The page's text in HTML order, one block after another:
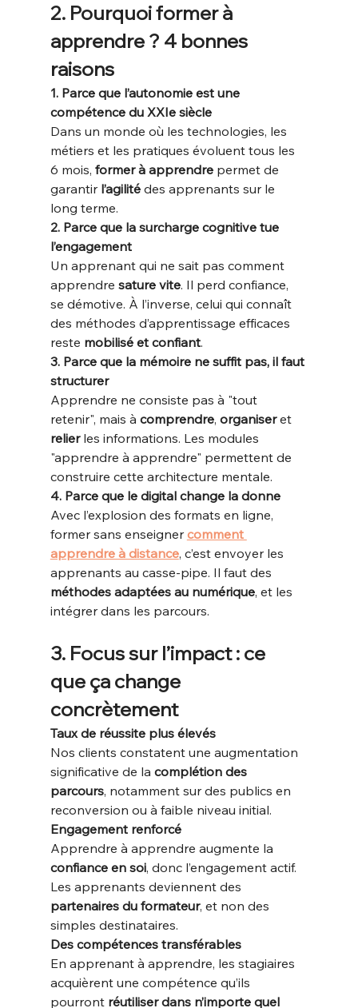
2. Pourquoi former à
apprendre ? 4 bonnes
raisons
1. Parce que l’autonomie est une
compétence du XXIe siècle
Dans un monde où les technologies, les
métiers et les pratiques évoluent tous les
6 mois, former à apprendre permet de
garantir l’agilité des apprenants sur le
long terme.
2. Parce que la surcharge cognitive tue
l’engagement
Un apprenant qui ne sait pas comment
apprendre sature vite. Il perd confiance,
se démotive. À l’inverse, celui qui connaît
des méthodes d’apprentissage efficaces
reste mobilisé et confiant.
3. Parce que la mémoire ne suffit pas, il faut
structurer
Apprendre ne consiste pas à "tout
retenir", mais à comprendre, organiser et
relier les informations. Les modules
"apprendre à apprendre" permettent de
construire cette architecture mentale.
4. Parce que le digital change la donne
Avec l’explosion des formats en ligne,
former sans enseigner comment
apprendre à distance, c’est envoyer les
apprenants au casse-pipe. Il faut des
méthodes adaptées au numérique, et les
intégrer dans les parcours.
3. Focus sur l’impact : ce
que ça change
concrètement
Taux de réussite plus élevés
Nos clients constatent une augmentation
significative de la complétion des
parcours, notamment sur des publics en
reconversion ou à faible niveau initial.
Engagement renforcé
Apprendre à apprendre augmente la
confiance en soi, donc l’engagement actif.
Les apprenants deviennent des
partenaires du formateur, et non des
simples destinataires.
Des compétences transférables
En apprenant à apprendre, les stagiaires
acquièrent une compétence qu’ils
pourront réutiliser dans n’importe quel